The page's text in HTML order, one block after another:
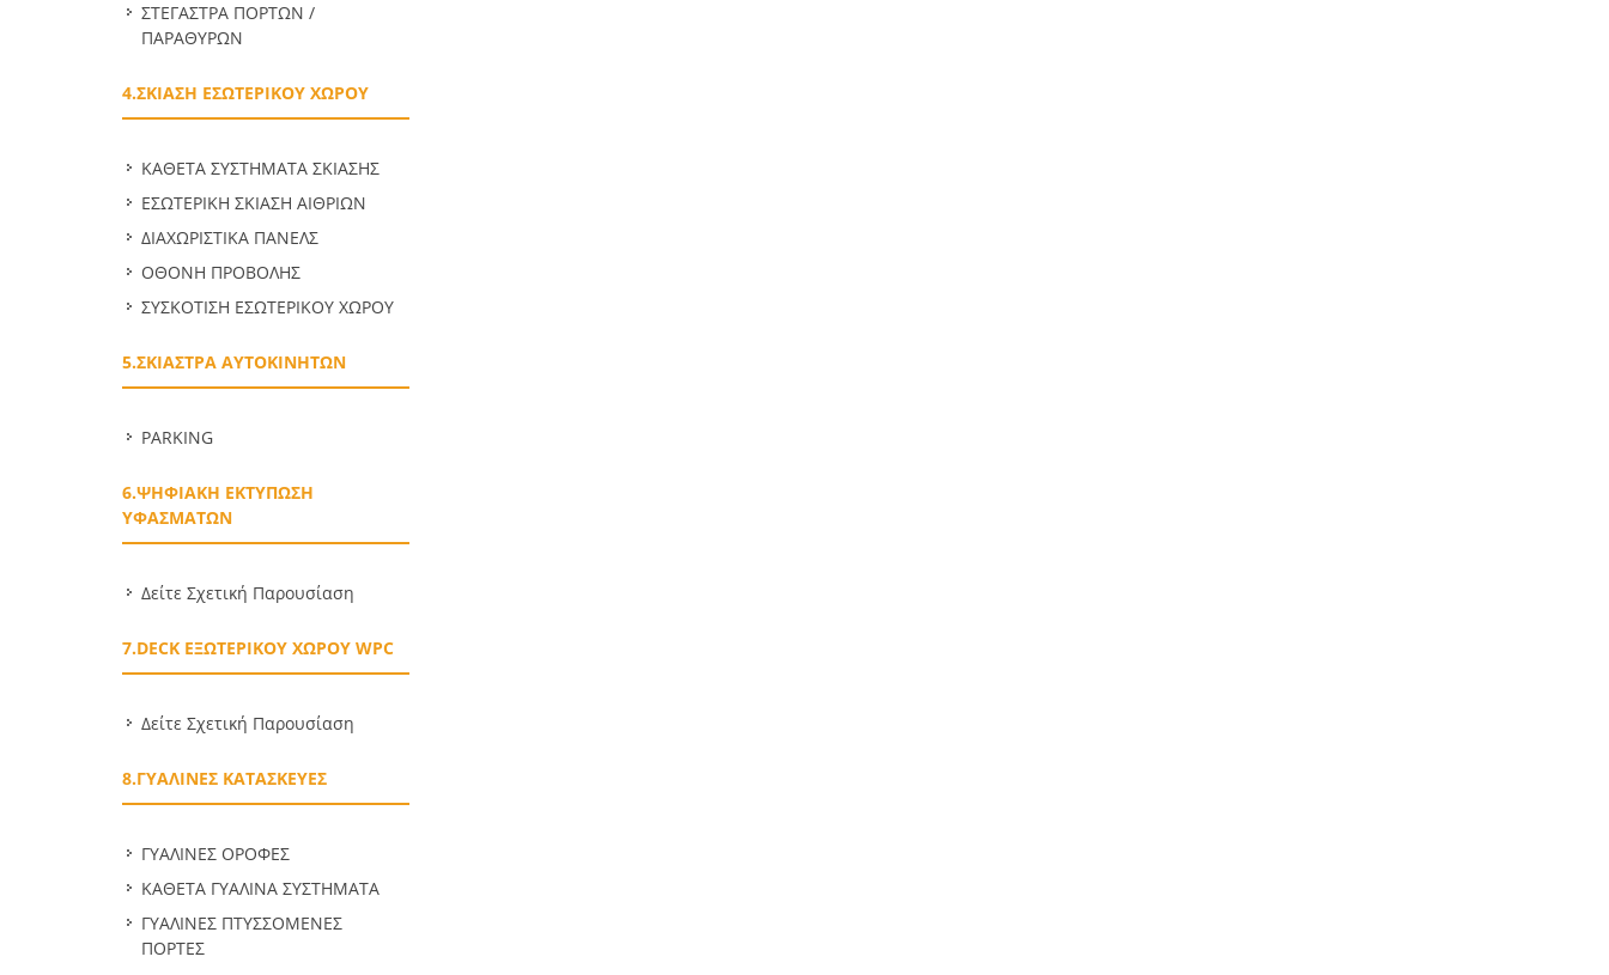
ΣΤΕΓΑΣΤΡΑ ΠΟΡΤΩΝ /
ΠΑΡΑΘΥΡΩΝ
4.ΣΚΙΑΣΗ ΕΣΩΤΕΡΙΚΟΥ ΧΩΡΟΥ
ΚΑΘΕΤΑ ΣΥΣΤΗΜΑΤΑ ΣΚΙΑΣΗΣ
ΕΣΩΤΕΡΙΚΗ ΣΚΙΑΣΗ ΑΙΘΡΙΩΝ
ΔΙΑΧΩΡΙΣΤΙΚΑ ΠΑΝΕΛΣ
ΟΘΟΝΗ ΠΡΟΒΟΛΗΣ
ΣΥΣΚΟΤΙΣΗ ΕΣΩΤΕΡΙΚΟΥ ΧΩΡΟΥ
5.ΣΚΙΑΣΤΡΑ ΑΥΤΟΚΙΝΗΤΩΝ
PARKING
6.ΨΗΦΙΑΚΗ ΕΚΤΥΠΩΣΗ
ΥΦΑΣΜΑΤΩΝ
Δείτε Σχετική Παρουσίαση
7.DECK ΕΞΩΤΕΡΙΚΟΥ ΧΩΡΟΥ WPC
Δείτε Σχετική Παρουσίαση
8.ΓΥΑΛΙΝΕΣ ΚΑΤΑΣΚΕΥΕΣ
ΓΥΑΛΙΝΕΣ ΟΡΟΦΕΣ
ΚΑΘΕΤΑ ΓΥΑΛΙΝΑ ΣΥΣΤΗΜΑΤΑ
ΓΥΑΛΙΝΕΣ ΠΤΥΣΣΟΜΕΝΕΣ
ΠΟΡΤΕΣ